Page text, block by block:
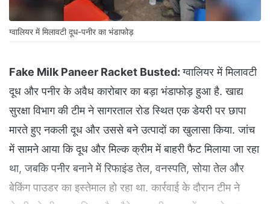
ग्वालियर में मिलावटी दूध-पनीर का भंडाफोड़
Fake Milk Paneer Racket Busted:ग्वालियर में मिलावटी
दूध और पनीर के अवैध कारोबार का बड़ा भंडाफोड़ हुआ है. खाद्य
सुरक्षा विभाग की टीम ने सागरताल रोड स्थित एक डेयरी पर छापा
मारते हुए नकली दूध और उससे बने उत्पादों का खुलासा किया. जांच
में सामने आया कि दूध और मिल्क क्रीम में बाहरी फैट मिलाया जा रहा
था, जबकि पनीर बनाने में रिफाइंड तेल, वनस्पति, सोया तेल और
बेकिंग पाउडर का इस्तेमाल हो रहा था. कार्रवाई के दौरान टीम ने